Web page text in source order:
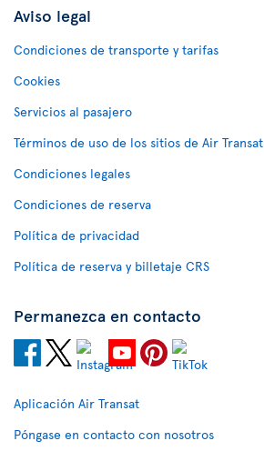
Aviso legal
Condiciones de transporte y tarifas
Cookies
Servicios al pasajero
Términos de uso de los sitios de Air Transat
Condiciones legales
Condiciones de reserva
Política de privacidad
Política de reserva y billetaje CRS
Permanezca en contacto
Aplicación Air Transat
Póngase en contacto con nosotros